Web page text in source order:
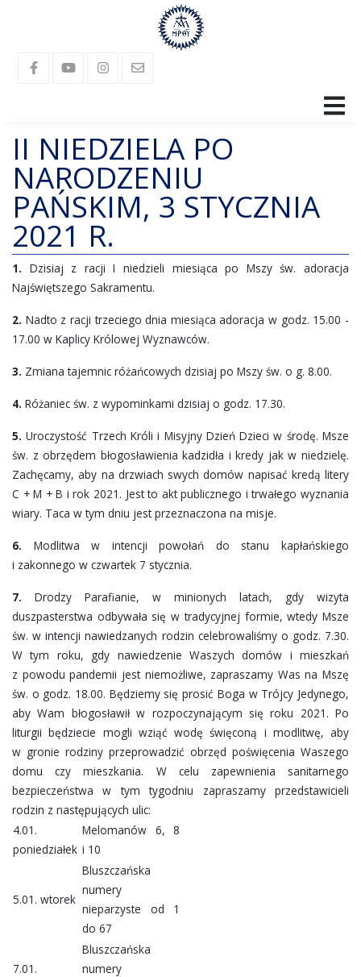
SANKTUARIUM
RELIKWIE
PARAFIA
LANGUAGES
GALERIA
KONTAKT
KANCELARIA
MODLITWY I PIEŚNI
II NIEDZIELA PO
NARODZENIU
PAŃSKIM, 3 STYCZNIA
2021 R.
1. Dzisiaj z racji I niedzieli miesiąca po Mszy św. adoracja
Najświętszego Sakramentu.
2. Nadto z racji trzeciego dnia miesiąca adoracja w godz. 15.00 -
17.00 w Kaplicy Królowej Wyznawców.
3. Zmiana tajemnic różańcowych dzisiaj po Mszy św. o g. 8.00.
4. Różaniec św. z wypominkami dzisiaj o godz. 17.30.
5. Uroczystość Trzech Króli i Misyjny Dzień Dzieci w środę. Msze
św. z obrzędem błogosławienia kadzidła i kredy jak w niedzielę.
Zachęcamy, aby na drzwiach swych domów napisać kredą litery
C + M + B i rok 2021. Jest to akt publicznego i trwałego wyznania
wiary. Taca w tym dniu jest przeznaczona na misje.
6. Modlitwa w intencji powołań do stanu kapłańskiego
i zakonnego w czwartek 7 stycznia.
7. Drodzy Parafianie, w minionych latach, gdy wizyta
duszpasterstwa odbywała się w tradycyjnej formie, wtedy Msze
św. w intencji nawiedzanych rodzin celebrowaliśmy o godz. 7.30.
W tym roku, gdy nawiedzenie Waszych domów i mieszkań
z powodu pandemii jest niemożliwe, zapraszamy Was na Mszę
św. o godz. 18.00. Będziemy się prosić Boga w Trójcy Jedynego,
aby Wam błogosławił w rozpoczynającym się roku 2021. Po
liturgii będziecie mogli wziąć wodę święconą i modlitwę, aby
w gronie rodziny przeprowadzić obrzęd poświęcenia Waszego
domu czy mieszkania. W celu zapewnienia sanitarnego
bezpieczeństwa w tym tygodniu zapraszamy przedstawicieli
rodzin z następujących ulic:
4.01.
poniedziałek
Melomanów 6, 8
i 10
5.01. wtorek
Bluszczańska
numery
nieparzyste od 1
do 67
7.01.
Bluszczańska
numery